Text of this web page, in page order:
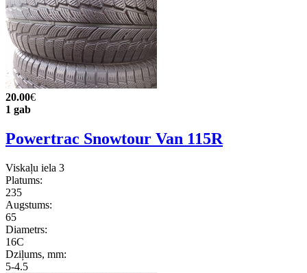
20.00€
1 gab
Powertrac Snowtour Van 115R
Viskaļu iela 3
Platums:
235
Augstums:
65
Diametrs:
16C
Dziļums, mm:
5-4.5